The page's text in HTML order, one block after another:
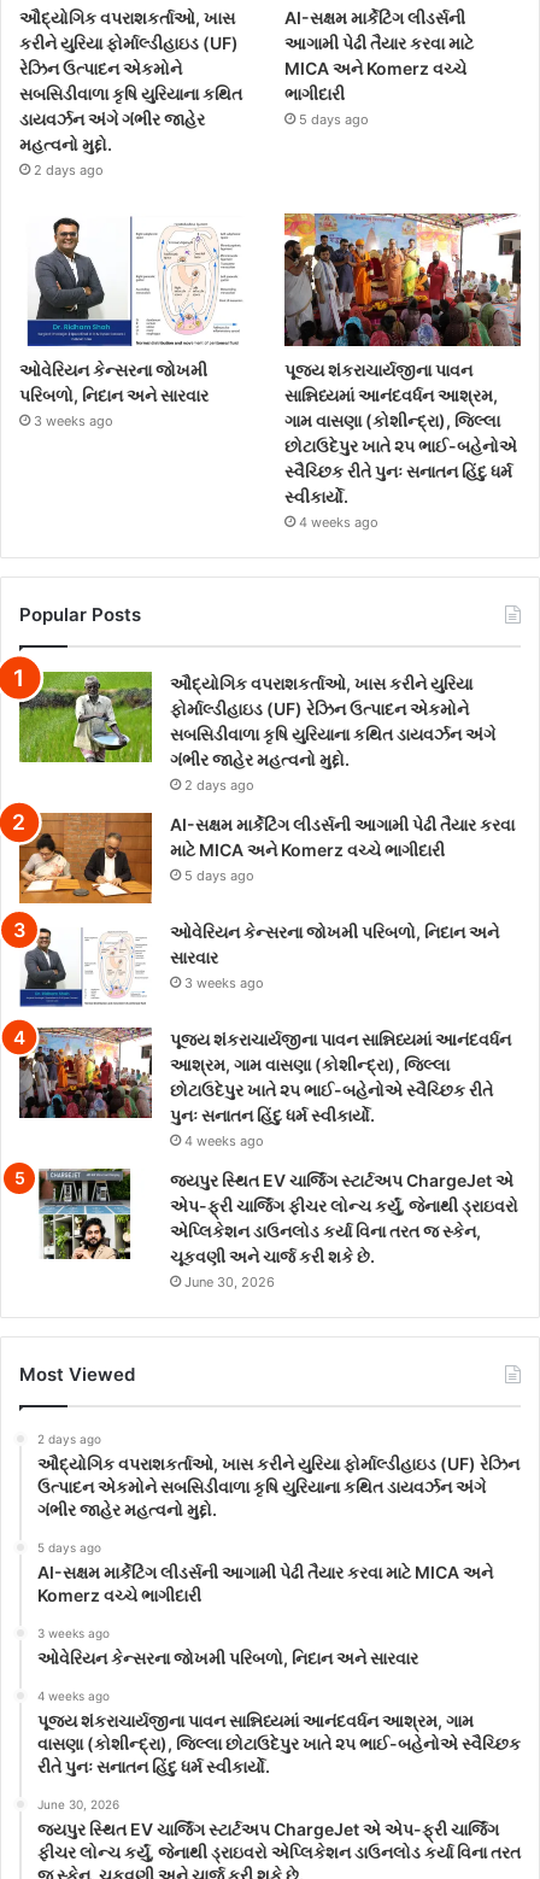
ઔદ્યોગિક વપરાશકર્તાઓ, ખાસ
કરીને યુરિયા ફોર્માલ્ડીહાઇડ (UF)
રેઝિન ઉત્પાદન એકમોને
સબસિડીવાળા કૃષિ યુરિયાના કથિત
ડાયવર્ઝન અંગે ગંભીર જાહેર
મહત્વનો મુદ્દો.
2 days ago
AI-સક્ષમ માર્કેટિંગ લીડર્સની
આગામી પેઢી તૈયાર કરવા માટે
MICA અને Komerz વચ્ચે
ભાગીદારી
5 days ago
ઓવેરિયન કેન્સરના જોખમી
પરિબળો, નિદાન અને સારવાર
3 weeks ago
પૂજ્ય શંકરાચાર્યજીના પાવન
સાન્નિધ્યમાં આનંદવર્ધન આશ્રમ,
ગામ વાસણા (કોશીન્દ્રા), જિલ્લા
છોટાઉદેપુર ખાતે ૨૫ ભાઈ-બહેનોએ
સ્વૈચ્છિક રીતે પુનઃ સનાતન હિંદુ ધર્મ
સ્વીકાર્યો.
4 weeks ago
Popular Posts
ઔદ્યોગિક વપરાશકર્તાઓ, ખાસ કરીને યુરિયા
ફોર્માલ્ડીહાઇડ (UF) રેઝિન ઉત્પાદન એકમોને
સબસિડીવાળા કૃષિ યુરિયાના કથિત ડાયવર્ઝન અંગે
ગંભીર જાહેર મહત્વનો મુદ્દો.
2 days ago
AI-સક્ષમ માર્કેટિંગ લીડર્સની આગામી પેઢી તૈયાર કરવા
માટે MICA અને Komerz વચ્ચે ભાગીદારી
5 days ago
ઓવેરિયન કેન્સરના જોખમી પરિબળો, નિદાન અને
સારવાર
3 weeks ago
પૂજ્ય શંકરાચાર્યજીના પાવન સાન્નિધ્યમાં આનંદવર્ધન
આશ્રમ, ગામ વાસણા (કોશીન્દ્રા), જિલ્લા
છોટાઉદેપુર ખાતે ૨૫ ભાઈ-બહેનોએ સ્વૈચ્છિક રીતે
પુનઃ સનાતન હિંદુ ધર્મ સ્વીકાર્યો.
4 weeks ago
જયપુર સ્થિત EV ચાર્જિંગ સ્ટાર્ટઅપ ChargeJet એ
એપ-ફ્રી ચાર્જિંગ ફીચર લોન્ચ કર્યું, જેનાથી ડ્રાઇવરો
એપ્લિકેશન ડાઉનલોડ કર્યા વિના તરત જ સ્કેન,
ચૂકવણી અને ચાર્જ કરી શકે છે.
June 30, 2026
Most Viewed
2 days ago
ઔદ્યોગિક વપરાશકર્તાઓ, ખાસ કરીને યુરિયા ફોર્માલ્ડીહાઇડ (UF) રેઝિન
ઉત્પાદન એકમોને સબસિડીવાળા કૃષિ યુરિયાના કથિત ડાયવર્ઝન અંગે
ગંભીર જાહેર મહત્વનો મુદ્દો.
5 days ago
AI-સક્ષમ માર્કેટિંગ લીડર્સની આગામી પેઢી તૈયાર કરવા માટે MICA અને
Komerz વચ્ચે ભાગીદારી
3 weeks ago
ઓવેરિયન કેન્સરના જોખમી પરિબળો, નિદાન અને સારવાર
4 weeks ago
પૂજ્ય શંકરાચાર્યજીના પાવન સાન્નિધ્યમાં આનંદવર્ધન આશ્રમ, ગામ
વાસણા (કોશીન્દ્રા), જિલ્લા છોટાઉદેપુર ખાતે ૨૫ ભાઈ-બહેનોએ સ્વૈચ્છિક
રીતે પુનઃ સનાતન હિંદુ ધર્મ સ્વીકાર્યો.
June 30, 2026
જયપુર સ્થિત EV ચાર્જિંગ સ્ટાર્ટઅપ ChargeJet એ એપ-ફ્રી ચાર્જિંગ
ફીચર લોન્ચ કર્યું, જેનાથી ડ્રાઇવરો એપ્લિકેશન ડાઉનલોડ કર્યા વિના તરત
જ સ્કેન, ચૂકવણી અને ચાર્જ કરી શકે છે.